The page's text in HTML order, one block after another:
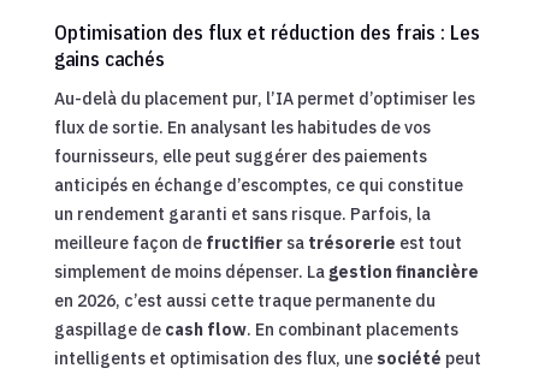
Optimisation des flux et réduction des frais : Les
gains cachés
Au-delà du placement pur, l’IA permet d’optimiser les
flux de sortie. En analysant les habitudes de vos
fournisseurs, elle peut suggérer des paiements
anticipés en échange d’escomptes, ce qui constitue
un rendement garanti et sans risque. Parfois, la
meilleure façon de fructifiersa trésorerie est tout
simplement de moins dépenser. La gestion financière
en 2026, c’est aussi cette traque permanente du
gaspillage de cash flow. En combinant placements
intelligents et optimisation des flux, une société peut